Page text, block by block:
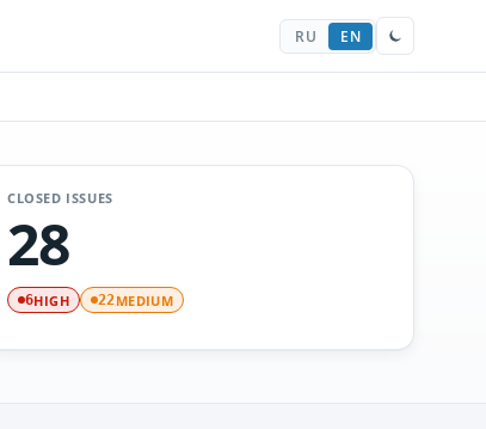
RU EN
CLOSED ISSUES
28
6HIGH 22MEDIUM